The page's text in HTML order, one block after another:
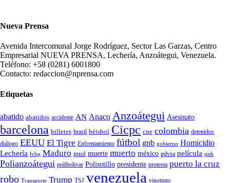
Nueva Prensa
Avenida Intercomunal Jorge Rodríguez, Sector Las Garzas, Centro
Empresarial NUEVA PRENSA, Lechería, Anzoátegui, Venezuela.
Teléfono: +58 (0281) 6001800
Contacto: redaccion@nprensa.com
Etiquetas
abatido abatidos accidente AN Anaco Anzoátegui Asesinato
barcelona billetes brasil béisbol Cicpc cne colombia detenidos
diálogo EEUU El Tigre Enfrentamiento fútbol gnb gobierno Homicidio
Lechería lvbp Maduro mud muerte muerto méxico pdvsa película pnb
Polianzoátegui polibolivar Polisotillo presidente protesta puerto la cruz
robo Transporte Trump TSJ venezuela vinotinto